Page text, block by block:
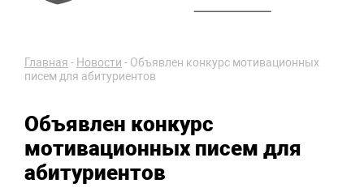
Главная - Новости - Объявлен конкурс мотивационных
писем для абитуриентов
Объявлен конкурс
мотивационных писем для
абитуриентов